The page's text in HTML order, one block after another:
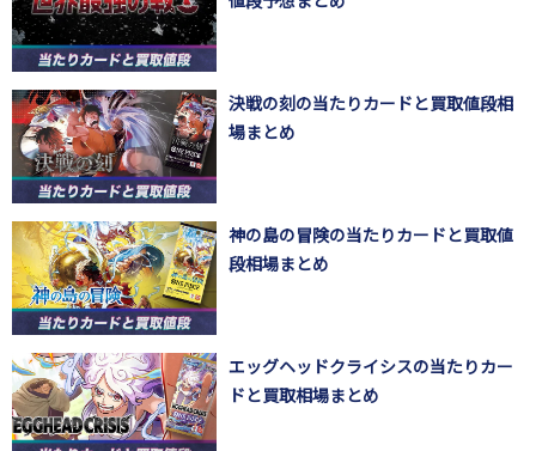
決戦の刻の当たりカードと買取値段相
場まとめ
神の島の冒険の当たりカードと買取値
段相場まとめ
エッグヘッドクライシスの当たりカー
ドと買取相場まとめ